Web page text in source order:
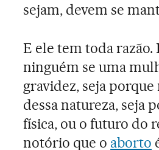
sejam, devem se
E ele tem toda
ninguém se uma
gravidez, seja
dessa natureza, seja
física, ou o futuro do
notório que o aborto